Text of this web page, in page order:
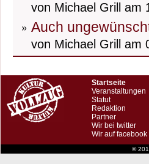
von Michael Grill am
Auch
von Michael Grill am
Startseite
Veranstaltungen
Statut
Redaktion
Partner
Wir bei twitter
Wir auf facebook
©